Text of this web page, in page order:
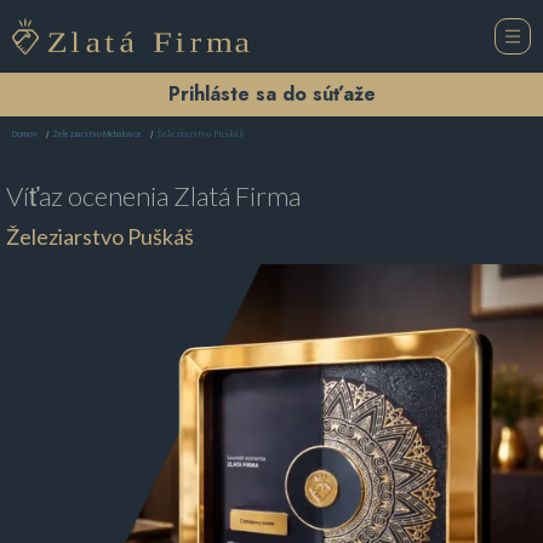
Prihláste sa do súťaže
Domov Železiarstvo Michalovce Železiarstvo Puškáš
Víťaz ocenenia Zlatá Firma
Železiarstvo Puškáš